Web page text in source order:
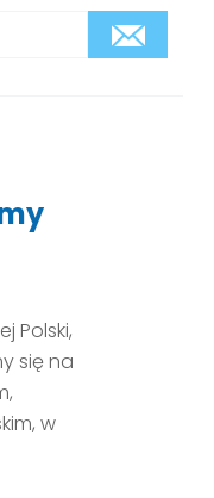
Polski,
się na
w